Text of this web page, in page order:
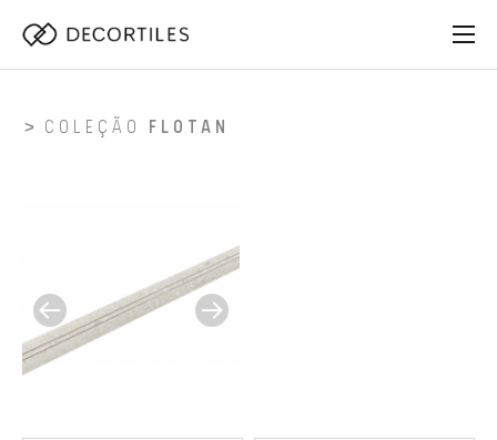
COLEÇÃO FLOTAN